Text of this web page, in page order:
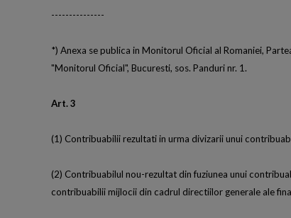
---------------
*) Anexa se publica in Monitorul Oficial al Romaniei,
"Monitorul Oficial", Bucuresti, sos. Panduri nr. 1.
Art. 3
(1) Contribuabilii rezultati in urma divizarii unui
(2) Contribuabilul nou-rezultat din fuziunea unui
contribuabilii mijlocii din cadrul directiilor generale ale